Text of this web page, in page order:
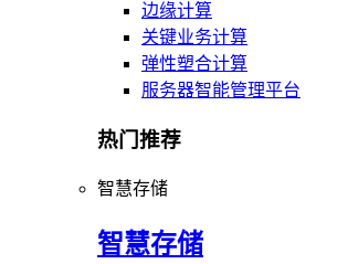
边缘计算
关键业务计算
弹性塑合计算
服务器智能管理平台
热门推荐
智慧存储
智慧存储